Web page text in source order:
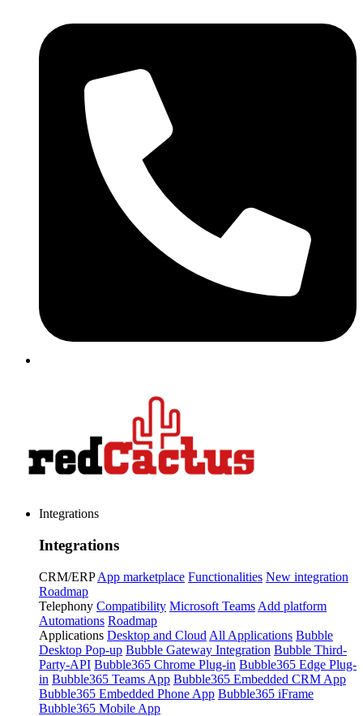
Integrations
Integrations
CRM/ERP App marketplace Functionalities New integration
Roadmap
Telephony Compatibility Microsoft Teams Add platform
Automations Roadmap
Applications Desktop and Cloud All Applications Bubble
Desktop Pop-up Bubble Gateway Integration Bubble Third-
Party-API Bubble365 Chrome Plug-in Bubble365 Edge Plug-
in Bubble365 Teams App Bubble365 Embedded CRM App
Bubble365 Embedded Phone App Bubble365 iFrame
Bubble365 Mobile App